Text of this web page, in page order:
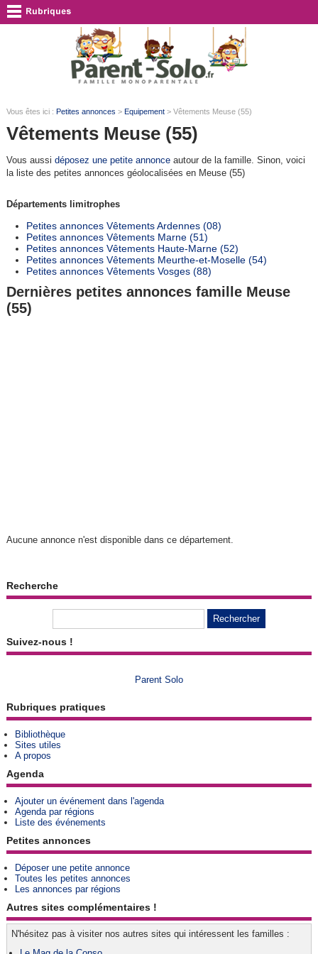
Vous êtes ici : Petites annonces > Equipement> Vêtements Meuse (55)
Vêtements Meuse (55)
Vous aussi déposez une petite annonceautour de la famille. Sinon, voici
la liste des petites annonces géolocalisées en Meuse (55)
Départements limitrophes
Petites annonces Vêtements Ardennes (08)
Petites annonces Vêtements Marne (51)
Petites annonces Vêtements Haute-Marne (52)
Petites annonces Vêtements Meurthe-et-Moselle (54)
Petites annonces Vêtements Vosges (88)
Dernières petites annonces famille Meuse
(55)
Aucune annonce n'est disponible dans ce département.
Recherche
Suivez-nous !
Parent Solo
Rubriques pratiques
Bibliothèque
Sites utiles
A propos
Agenda
Ajouter un événement dans l'agenda
Agenda par régions
Liste des événements
Petites annonces
Déposer une petite annonce
Toutes les petites annonces
Les annonces par régions
Autres sites complémentaires !
N'hésitez pas à visiter nos autres sites qui intéressent les familles :